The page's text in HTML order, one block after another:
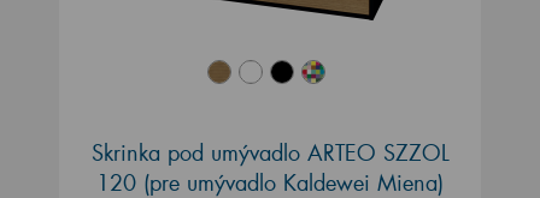
Skrinka pod umývadlo ARTEO SZZOL
120 (pre umývadlo Kaldewei Miena)